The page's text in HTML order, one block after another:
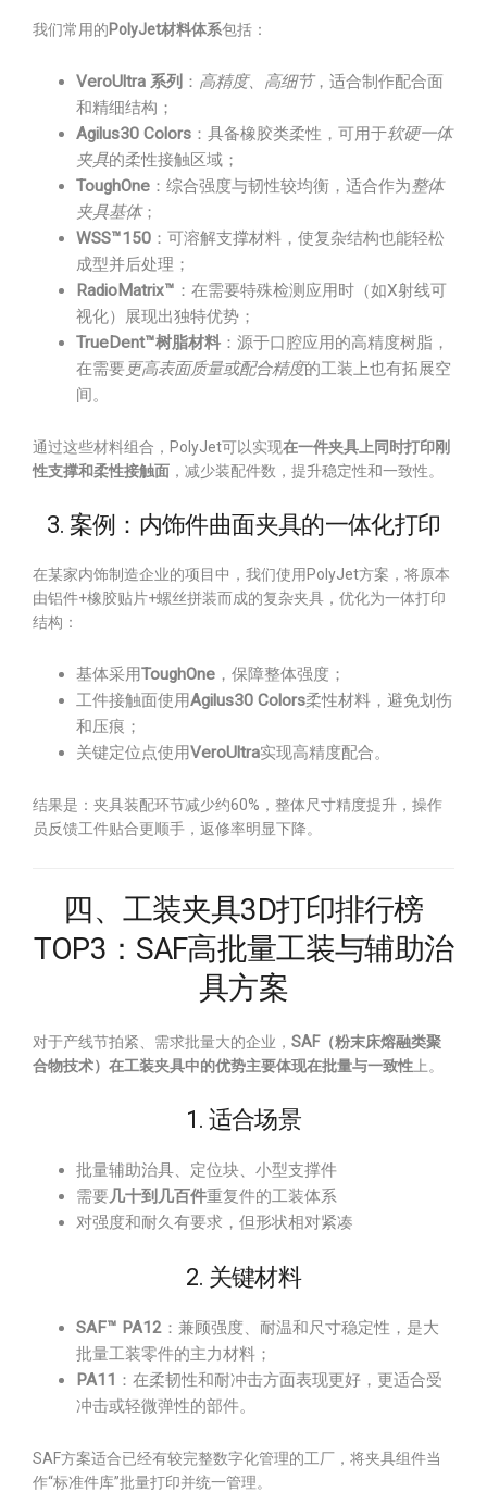
我们常用的PolyJet材料体系包括：
VeroUltra 系列 ： 高精度、高细节，适合制作配合面
和精细结构；
Agilus30 Colors ：具备橡胶类柔性，可用于软硬一体
夹具的柔性接触区域；
ToughOne ：综合强度与韧性较均衡，适合作为整体
夹具基体；
WSS™150 ：可溶解支撑材料，使复杂结构也能轻松
成型并后处理；
RadioMatrix™ ：在需要特殊检测应用时（如X射线可
视化）展现出独特优势；
TrueDent™树脂材料 ：源于口腔应用的高精度树脂，
在需要 更高表面质量或配合精度的工装上也有拓展空
间。
通过这些材料组合，PolyJet可以实现在一件夹具上同时打印刚
性支撑和柔性接触面 ，减少装配件数，提升稳定性和一致性。
3. 案例：内饰件曲面夹具的一体化打印
在某家内饰制造企业的项目中，我们使用PolyJet方案，将原本
由铝件+橡胶贴片+螺丝拼装而成的复杂夹具，优化为一体打印
结构：
基体采用ToughOne ，保障整体强度；
工件接触面使用Agilus30 Colors柔性材料，避免划伤
和压痕；
关键定位点使用VeroUltra实现高精度配合。
结果是：夹具装配环节减少约60%，整体尺寸精度提升，操作
员反馈工件贴合更顺手，返修率明显下降。
四、工装夹具3D打印排行榜
TOP3：SAF高批量工装与辅助治
具方案
对于产线节拍紧、需求批量大的企业， SAF（粉末床熔融类聚
合物技术） 在工装夹具中的优势主要体现在批量与一致性 上。
1. 适合场景
批量辅助治具、定位块、小型支撑件
需要几十到几百件重复件的工装体系
对强度和耐久有要求，但形状相对紧凑
2. 关键材料
SAF™ PA12 ：兼顾强度、耐温和尺寸稳定性，是大
批量工装零件的主力材料；
PA11 ：在柔韧性和耐冲击方面表现更好，更适合受
冲击或轻微弹性的部件。
SAF方案适合已经有较完整数字化管理的工厂，将夹具组件当
作“标准件库”批量打印并统一管理。